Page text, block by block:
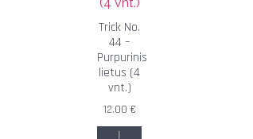
Trick No.
44 –
Purpurinis
lietus (4
vnt.)
12.00 €
Į